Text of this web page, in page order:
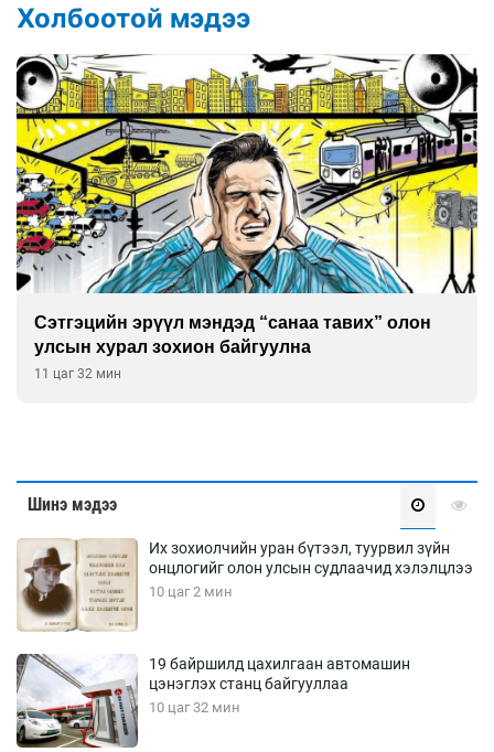
Холбоотой мэдээ
Сэтгэцийн эрүүл мэндэд “санаа тавих” олон
улсын хурал зохион байгуулна
11 цаг 32 мин
Шинэ мэдээ
Их зохиолчийн уран бүтээл, туурвил зүйн
онцлогийг олон улсын судлаачид хэлэлцлээ
10 цаг 2 мин
19 байршилд цахилгаан автомашин
цэнэглэх станц байгууллаа
10 цаг 32 мин